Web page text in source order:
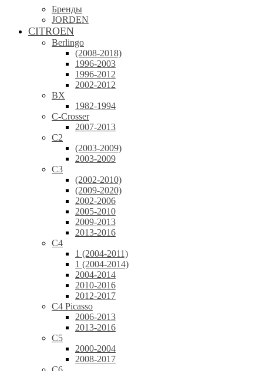
Бренды
JORDEN
CITROEN
Berlingo
(2008-2018)
1996-2003
1996-2012
2002-2012
BX
1982-1994
C-Crosser
2007-2013
C2
(2003-2009)
2003-2009
C3
(2002-2010)
(2009-2020)
2002-2006
2005-2010
2009-2013
2013-2016
C4
1 (2004-2011)
1 (2004-2014)
2004-2014
2010-2016
2012-2017
C4 Picasso
2006-2013
2013-2016
C5
2000-2004
2008-2017